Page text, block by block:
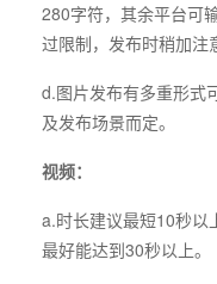
280字符，其余平台可
过限制，发布时稍加注
d.图片发布有多重形式
及发布场景而定。
视频：
a.时长建议最短10秒以
最好能达到30秒以上。